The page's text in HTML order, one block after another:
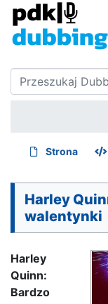
Strona
Harley
walentynki
Harley
Quinn:
Bardzo